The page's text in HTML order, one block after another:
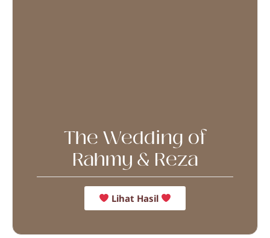
The Wedding of
Rahmy & Reza
Lihat Hasil